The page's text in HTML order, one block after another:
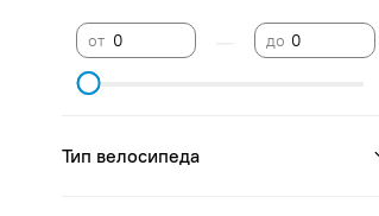
от до
Тип велосипеда